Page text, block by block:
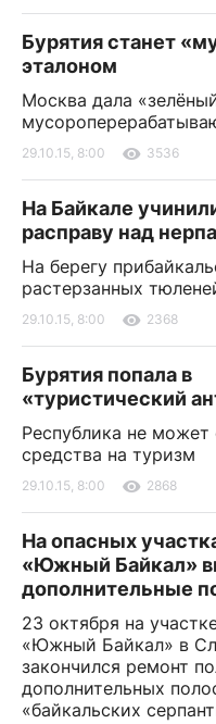
Бурятия станет
эталоном
Москва дала
29.10.15, 8:00 3536
На Байкале
расправу над
На берегу
растерзанных
29.10.15, 8:00 2368
Бурятия попала в
«туристический
Республика не
средства на туризм
29.10.15, 8:00 2868
На опасных
«Южный Байкал»
дополнительные
23 октября на
«Южный Байкал» в
закончился ремонт
дополнительных
«байкальских